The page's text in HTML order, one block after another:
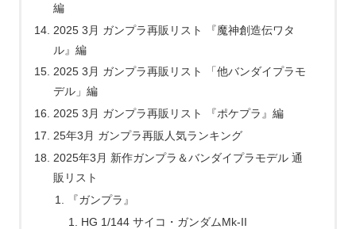
編
2025 3月 ガンプラ再販リスト 『魔神創造伝ワタ
ル』編
2025 3月 ガンプラ再販リスト 「他バンダイプラモ
デル」編
2025 3月 ガンプラ再販リスト 『ポケプラ』編
25年3月 ガンプラ再販人気ランキング
2025年3月 新作ガンプラ＆バンダイプラモデル 通
販リスト
『ガンプラ』
HG 1/144 サイコ・ガンダムMk-II